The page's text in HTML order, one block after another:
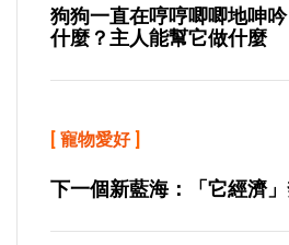
狗狗一直在哼哼唧唧地呻
什麼？主人能幫它做什麼
[ 寵物愛好]
下一個新藍海：「它經濟